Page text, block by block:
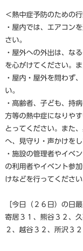
＜熱中症予防のための
・屋内では、エアコン
さい。
・屋外への外出は、な
を心がけてください。
・屋内・屋外を問わず
い。
・高齢者、子ども、持
方等の熱中症になりや
とってください。また
へ、見守り・声かけをし
・施設の管理者やイベ
の利用者やイベント参
けなどを行ってください
［今日（２６日）の日
寄居３１、熊谷３２、
２、越谷３２、所沢３２